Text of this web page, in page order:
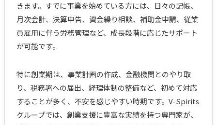
きます。すでに事業を始めている方には、日々の記帳、
月次会計、決算申告、資金繰り相談、補助金申請、従業
員雇用に伴う労務管理など、成長段階に応じたサポート
が可能です。
特に創業期は、事業計画の作成、金融機関とのやり取
り、税務署への届出、経理体制の整備など、初めて対応
することが多く、不安を感じやすい時期です。V-Spirits
グループでは、創業支援に豊富な実績を持つ専門家が、